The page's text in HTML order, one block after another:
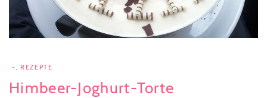
- , REZEPTE
Himbeer-Joghurt-Torte